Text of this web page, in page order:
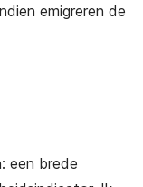
emigreren de
een brede